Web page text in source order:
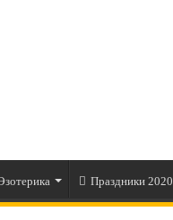
Праздники 2020